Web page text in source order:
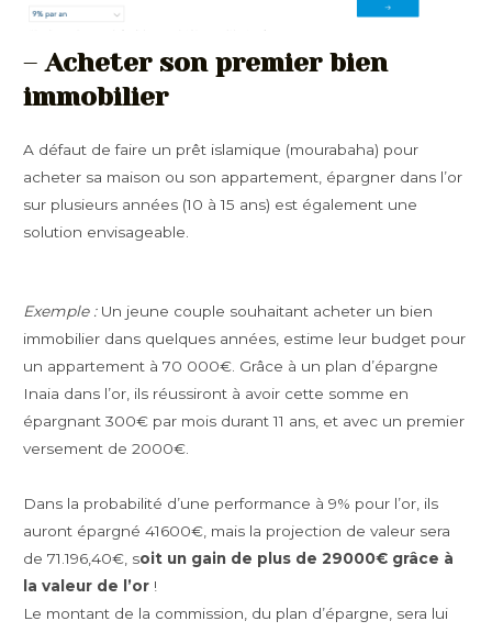
–Acheter son premier bien
immobilier
A défaut de faire un prêt islamique (mourabaha) pour
acheter sa maison ou son appartement, épargner dans l’or
sur plusieurs années (10 à 15 ans) est également une
solution envisageable.
Exemple : Un jeune couple souhaitant acheter un bien
immobilier dans quelques années, estime leur budget pour
un appartement à 70 000€. Grâce à un plan d’épargne
Inaia dans l’or, ils réussiront à avoir cette somme en
épargnant 300€ par mois durant 11 ans, et avec un premier
versement de 2000€.
Dans la probabilité d’une performance à 9% pour l’or, ils
auront épargné 41600€, mais la projection de valeur sera
de 71.196,40€, soit un gain de plus de 29000€ grâce à
la valeur de l’or !
Le montant de la commission, du plan d’épargne, sera lui